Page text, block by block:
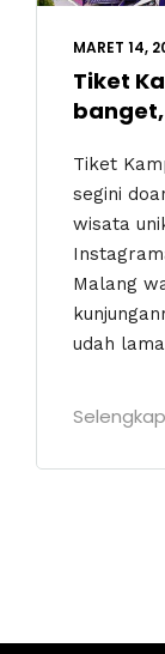
MARET 14,
Tiket
Tiket
segini
wisata
Malang
udah